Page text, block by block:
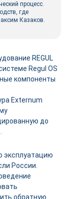
процесс.
где
Казаков.
REGUL
Regul OS
компоненты
Externum
до
эксплуатацию
России.
обратную